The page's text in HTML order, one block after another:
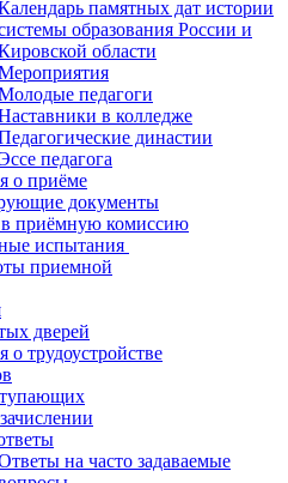
памятных дат истории
образования России и
области
педагоги
в колледже
династии
педагога
о приёме
документы
приёмную комиссию
испытания
приемной
дверей
трудоустройстве
на часто задаваемые